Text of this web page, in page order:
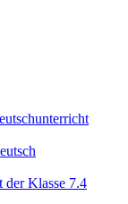
der Klasse 7.4